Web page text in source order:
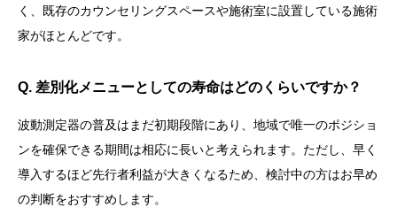
く、既存のカウンセリングスペースや施術室に設置している施術
家がほとんどです。
Q. 差別化メニューとしての寿命はどのくらいですか？
波動測定器の普及はまだ初期段階にあり、地域で唯一のポジショ
ンを確保できる期間は相応に長いと考えられます。ただし、早く
導入するほど先行者利益が大きくなるため、検討中の方はお早め
の判断をおすすめします。